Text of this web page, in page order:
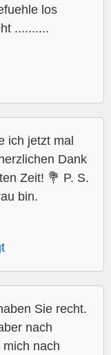
los
..........
ich jetzt mal
Dank
Zeit! 💐 P. S.
bin.
Sie recht.
nach
nach